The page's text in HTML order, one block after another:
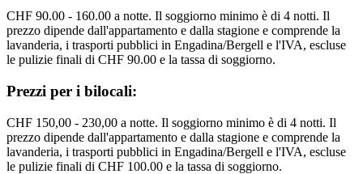
CHF 90.00 - 160.00 a notte. Il soggiorno minimo è di 4 notti. Il
prezzo dipende dall'appartamento e dalla stagione e comprende la
lavanderia, i trasporti pubblici in Engadina/Bergell e l'IVA, escluse
le pulizie finali di CHF 90.00 e la tassa di soggiorno.
Prezzi per i bilocali:
CHF 150,00 - 230,00 a notte. Il soggiorno minimo è di 4 notti. Il
prezzo dipende dall'appartamento e dalla stagione e comprende la
lavanderia, i trasporti pubblici in Engadina/Bergell e l'IVA, escluse
le pulizie finali di CHF 100.00 e la tassa di soggiorno.